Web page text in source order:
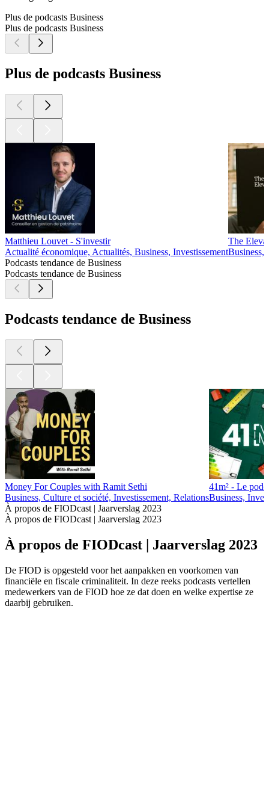
Plus de podcasts Business
Plus de podcasts Business
Plus de podcasts Business
Matthieu Louvet - S'investir
Actualité économique, Actualités, Business, Investissement
The
Business,
Podcasts tendance de Business
Podcasts tendance de Business
Podcasts tendance de Business
Money For Couples with Ramit Sethi
Business, Culture et société, Investissement, Relations
41m² - Le
Business,
À propos de FIODcast | Jaarverslag 2023
À propos de FIODcast | Jaarverslag 2023
À propos de FIODcast | Jaarverslag 2023
De FIOD is opgesteld voor het aanpakken en voorkomen van
financiële en fiscale criminaliteit. In deze reeks podcasts vertellen
medewerkers van de FIOD hoe ze dat doen en welke expertise ze
daarbij gebruiken.